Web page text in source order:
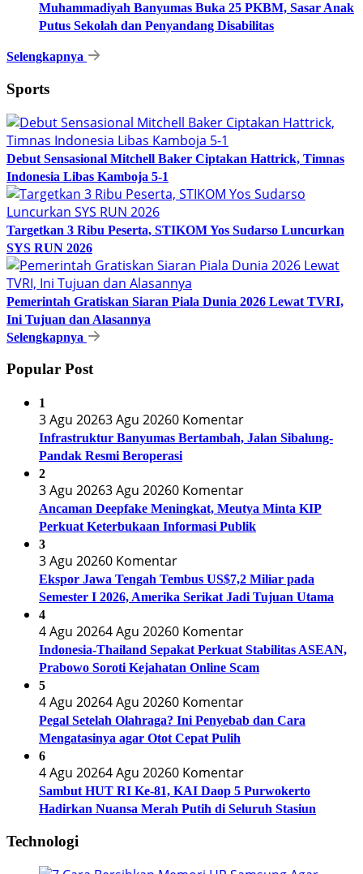
Muhammadiyah Banyumas Buka 25 PKBM, Sasar Anak
Putus Sekolah dan Penyandang Disabilitas
Selengkapnya
Sports
Debut Sensasional Mitchell Baker Ciptakan Hattrick, Timnas
Indonesia Libas Kamboja 5-1
Targetkan 3 Ribu Peserta, STIKOM Yos Sudarso Luncurkan
SYS RUN 2026
Pemerintah Gratiskan Siaran Piala Dunia 2026 Lewat TVRI,
Ini Tujuan dan Alasannya
Selengkapnya
Popular Post
1
3 Agu 20263 Agu 20260 Komentar
Infrastruktur Banyumas Bertambah, Jalan Sibalung-
Pandak Resmi Beroperasi
2
3 Agu 20263 Agu 20260 Komentar
Ancaman Deepfake Meningkat, Meutya Minta KIP
Perkuat Keterbukaan Informasi Publik
3
3 Agu 20260 Komentar
Ekspor Jawa Tengah Tembus US$7,2 Miliar pada
Semester I 2026, Amerika Serikat Jadi Tujuan Utama
4
4 Agu 20264 Agu 20260 Komentar
Indonesia-Thailand Sepakat Perkuat Stabilitas ASEAN,
Prabowo Soroti Kejahatan Online Scam
5
4 Agu 20264 Agu 20260 Komentar
Pegal Setelah Olahraga? Ini Penyebab dan Cara
Mengatasinya agar Otot Cepat Pulih
6
4 Agu 20264 Agu 20260 Komentar
Sambut HUT RI Ke-81, KAI Daop 5 Purwokerto
Hadirkan Nuansa Merah Putih di Seluruh Stasiun
Technologi